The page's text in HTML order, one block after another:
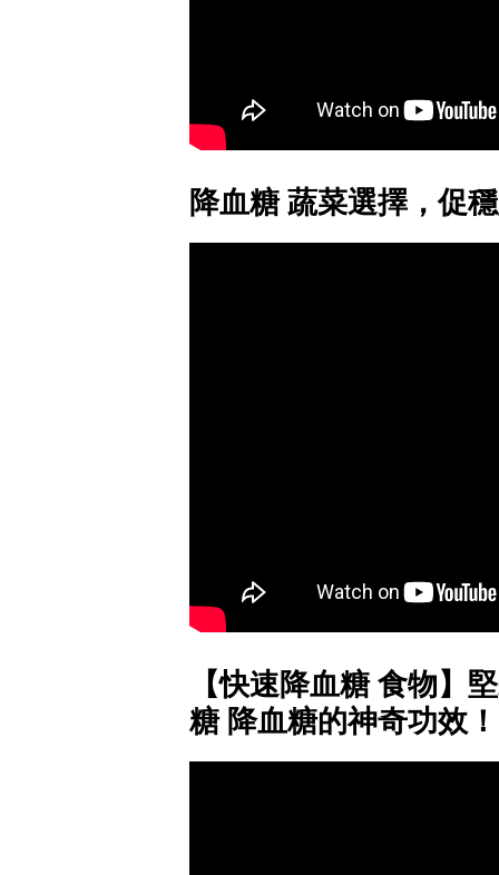
降血糖 蔬菜選擇，促
【快速降血糖 食物】
糖 降血糖的神奇功效！